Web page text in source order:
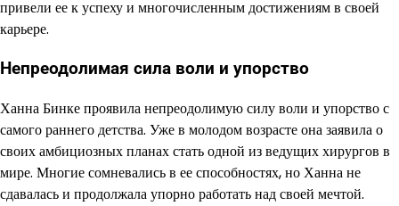
привели ее к успеху и многочисленным достижениям в своей
карьере.
Непреодолимая сила воли и упорство
Ханна Бинке проявила непреодолимую силу воли и упорство с
самого раннего детства. Уже в молодом возрасте она заявила о
своих амбициозных планах стать одной из ведущих хирургов в
мире. Многие сомневались в ее способностях, но Ханна не
сдавалась и продолжала упорно работать над своей мечтой.